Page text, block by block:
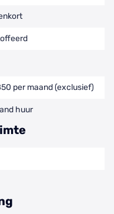
per maand (exclusief)
huur